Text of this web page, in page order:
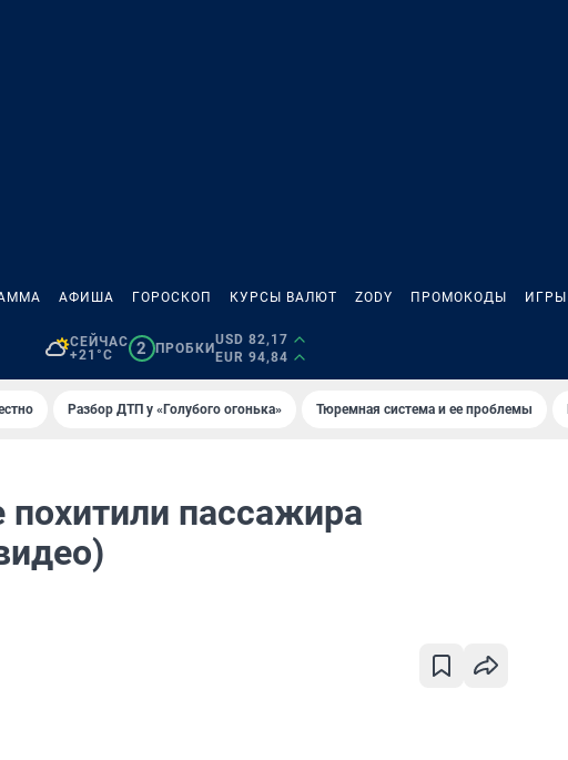
АФИША ГОРОСКОП КУРСЫ ВАЛЮТ ZODY ПРОМОКОДЫ ИГРЫ
СЕЙЧАС
+21°C
2 ПРОБКИ
USD 82,17
EUR 94,84
Разбор ДТП у «Голубого огонька» Тюремная система и ее проблемы
пассажира